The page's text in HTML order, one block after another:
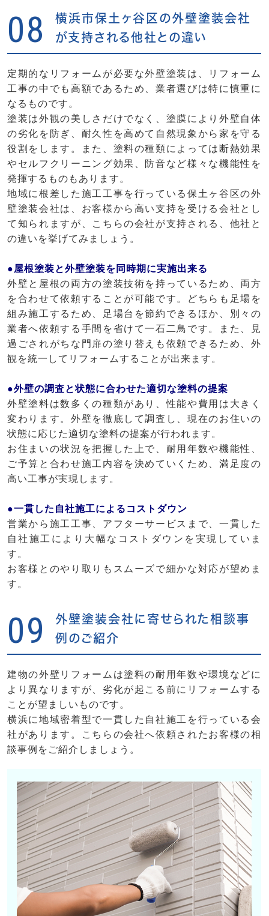
08
横浜市保土ヶ谷区の外壁塗装会社
が支持される他社との違い
定期的なリフォームが必要な外壁塗装は、リフォーム
工事の中でも高額であるため、業者選びは特に慎重に
なるものです。
塗装は外観の美しさだけでなく、塗膜により外壁自体
の劣化を防ぎ、耐久性を高めて自然現象から家を守る
役割をします。また、塗料の種類によっては断熱効果
やセルフクリーニング効果、防音など様々な機能性を
発揮するものもあります。
地域に根差した施工工事を行っている保土ヶ谷区の外
壁塗装会社は、お客様から高い支持を受ける会社とし
て知られますが、こちらの会社が支持される、他社と
の違いを挙げてみましょう。
●屋根塗装と外壁塗装を同時期に実施出来る
外壁と屋根の両方の塗装技術を持っているため、両方
を合わせて依頼することが可能です。どちらも足場を
組み施工するため、足場台を節約できるほか、別々の
業者へ依頼する手間を省けて一石二鳥です。また、見
過ごされがちな門扉の塗り替えも依頼できるため、外
観を統一してリフォームすることが出来ます。
●外壁の調査と状態に合わせた適切な塗料の提案
外壁塗料は数多くの種類があり、性能や費用は大きく
変わります。外壁を徹底して調査し、現在のお住いの
状態に応じた適切な塗料の提案が行われます。
お住まいの状況を把握した上で、耐用年数や機能性、
ご予算と合わせ施工内容を決めていくため、満足度の
高い工事が実現します。
●一貫した自社施工によるコストダウン
営業から施工工事、アフターサービスまで、一貫した
自社施工により大幅なコストダウンを実現していま
す。
お客様とのやり取りもスムーズで細かな対応が望めま
す。
09
外壁塗装会社に寄せられた相談事
例のご紹介
建物の外壁リフォームは塗料の耐用年数や環境などに
より異なりますが、劣化が起こる前にリフォームする
ことが望ましいものです。
横浜に地域密着型で一貫した自社施工を行っている会
社があります。こちらの会社へ依頼されたお客様の相
談事例をご紹介しましょう。